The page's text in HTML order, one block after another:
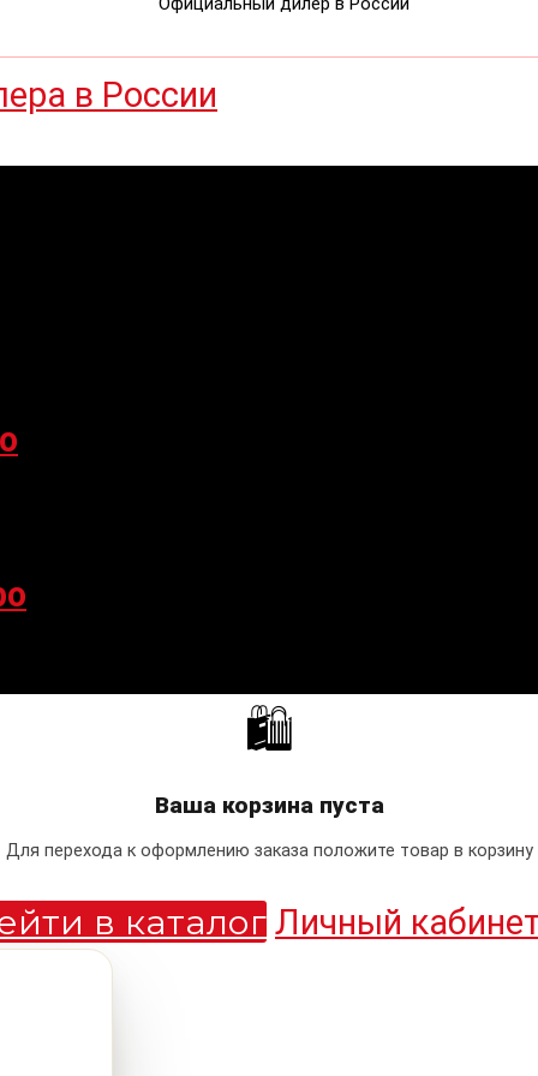
🛍
Ваша корзина пуста
Для перехода к оформлению заказа положите товар в корзину
в каталог Личный